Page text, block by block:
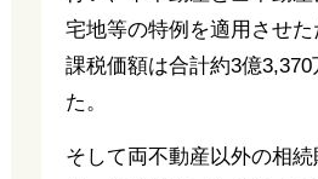
宅地等の特例を適用させ
課税価額は合計約3億
た。
そして両不動産以外の相